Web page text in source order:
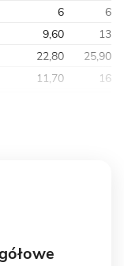
6
6
9,60
13
22,80
25,90
11,70
16